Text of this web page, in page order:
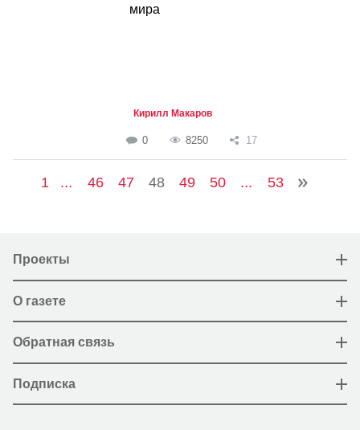
мира
Кирилл Макаров
0 8250 17
1 ... 46 47 48 49 50 ... 53
Проекты
О газете
Обратная связь
Подписка